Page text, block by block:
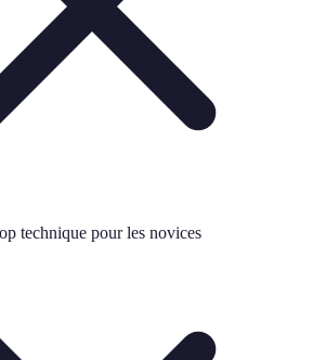
technique pour les novices